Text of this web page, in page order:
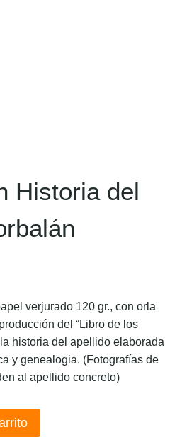
Historia del
verjurado 120 gr., con orla
del “Libro de los
historia del apellido elaborada
y genealogia. (Fotografías de
al apellido concreto)